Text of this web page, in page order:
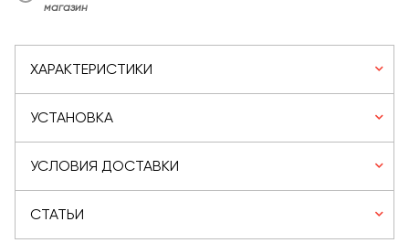
магазин
ХАРАКТЕРИСТИКИ
УСТАНОВКА
УСЛОВИЯ ДОСТАВКИ
СТАТЬИ